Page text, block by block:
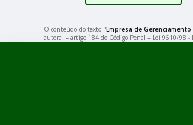
O conteúdo do texto "Empresa de
autoral – artigo 184 do Código Penal – Lei 9610/98 -